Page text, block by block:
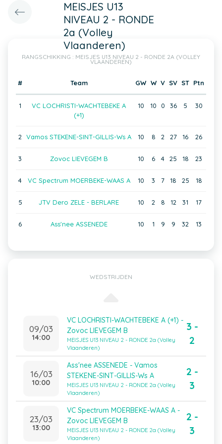
MEISJES U13
NIVEAU 2 - RONDE
2a (Volley
Vlaanderen)
RANGSCHIKKING : MEISJES U13 NIVEAU 2 - RONDE 2A (VOLLEY
VLAANDEREN)
# Team GW W V SV ST Ptn
1
VC LOCHRISTI-WACHTEBEKE A
(+1)
10 10 0 36 5 30
2 Vamos STEKENE-SINT-GILLIS-Ws A 10 8 2 27 16 26
3 Zovoc LIEVEGEM B 10 6 4 25 18 23
4 VC Spectrum MOERBEKE-WAAS A 10 3 7 18 25 18
5 JTV Dero ZELE - BERLARE 10 2 8 12 31 17
6 Ass'nee ASSENEDE 10 1 9 9 32 13
WEDSTRIJDEN
09/03
14:00
VC LOCHRISTI-WACHTEBEKE A (+1) -
Zovoc LIEVEGEM B
MEISJES U13 NIVEAU 2 - RONDE 2a (Volley
Vlaanderen)
3 -
2
16/03
10:00
Ass'nee ASSENEDE - Vamos
STEKENE-SINT-GILLIS-Ws A
MEISJES U13 NIVEAU 2 - RONDE 2a (Volley
Vlaanderen)
2 -
3
23/03
13:00
VC Spectrum MOERBEKE-WAAS A -
Zovoc LIEVEGEM B
MEISJES U13 NIVEAU 2 - RONDE 2a (Volley
Vlaanderen)
2 -
3